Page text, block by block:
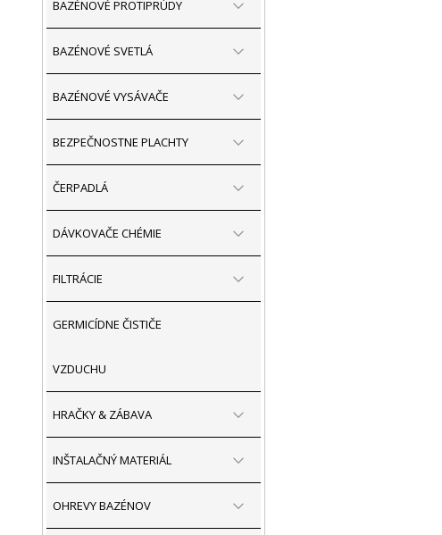
BAZÉNOVÉ PROTIPRÚDY
BAZÉNOVÉ SVETLÁ
BAZÉNOVÉ VYSÁVAČE
BEZPEČNOSTNE PLACHTY
ČERPADLÁ
DÁVKOVAČE CHÉMIE
FILTRÁCIE
GERMICÍDNE ČISTIČE
VZDUCHU
HRAČKY & ZÁBAVA
INŠTALAČNÝ MATERIÁL
OHREVY BAZÉNOV